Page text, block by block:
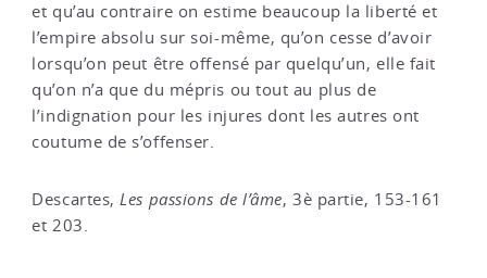
et qu’au contraire on estime beaucoup la liberté et
l’empire absolu sur soi-même, qu’on cesse d’avoir
lorsqu’on peut être offensé par quelqu’un, elle fait
qu’on n’a que du mépris ou tout au plus de
l’indignation pour les injures dont les autres ont
coutume de s’offenser.
Descartes,Les passions de l’âme, 3è partie, 153-161
et 203.